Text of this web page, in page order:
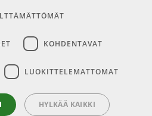
00580 Helsinki
Y-tunnus: 1983522-7
La 10-15
KOHDENTAVAT
LUOKITTELEMATTOMAT
HYLKÄÄ KAIKKI